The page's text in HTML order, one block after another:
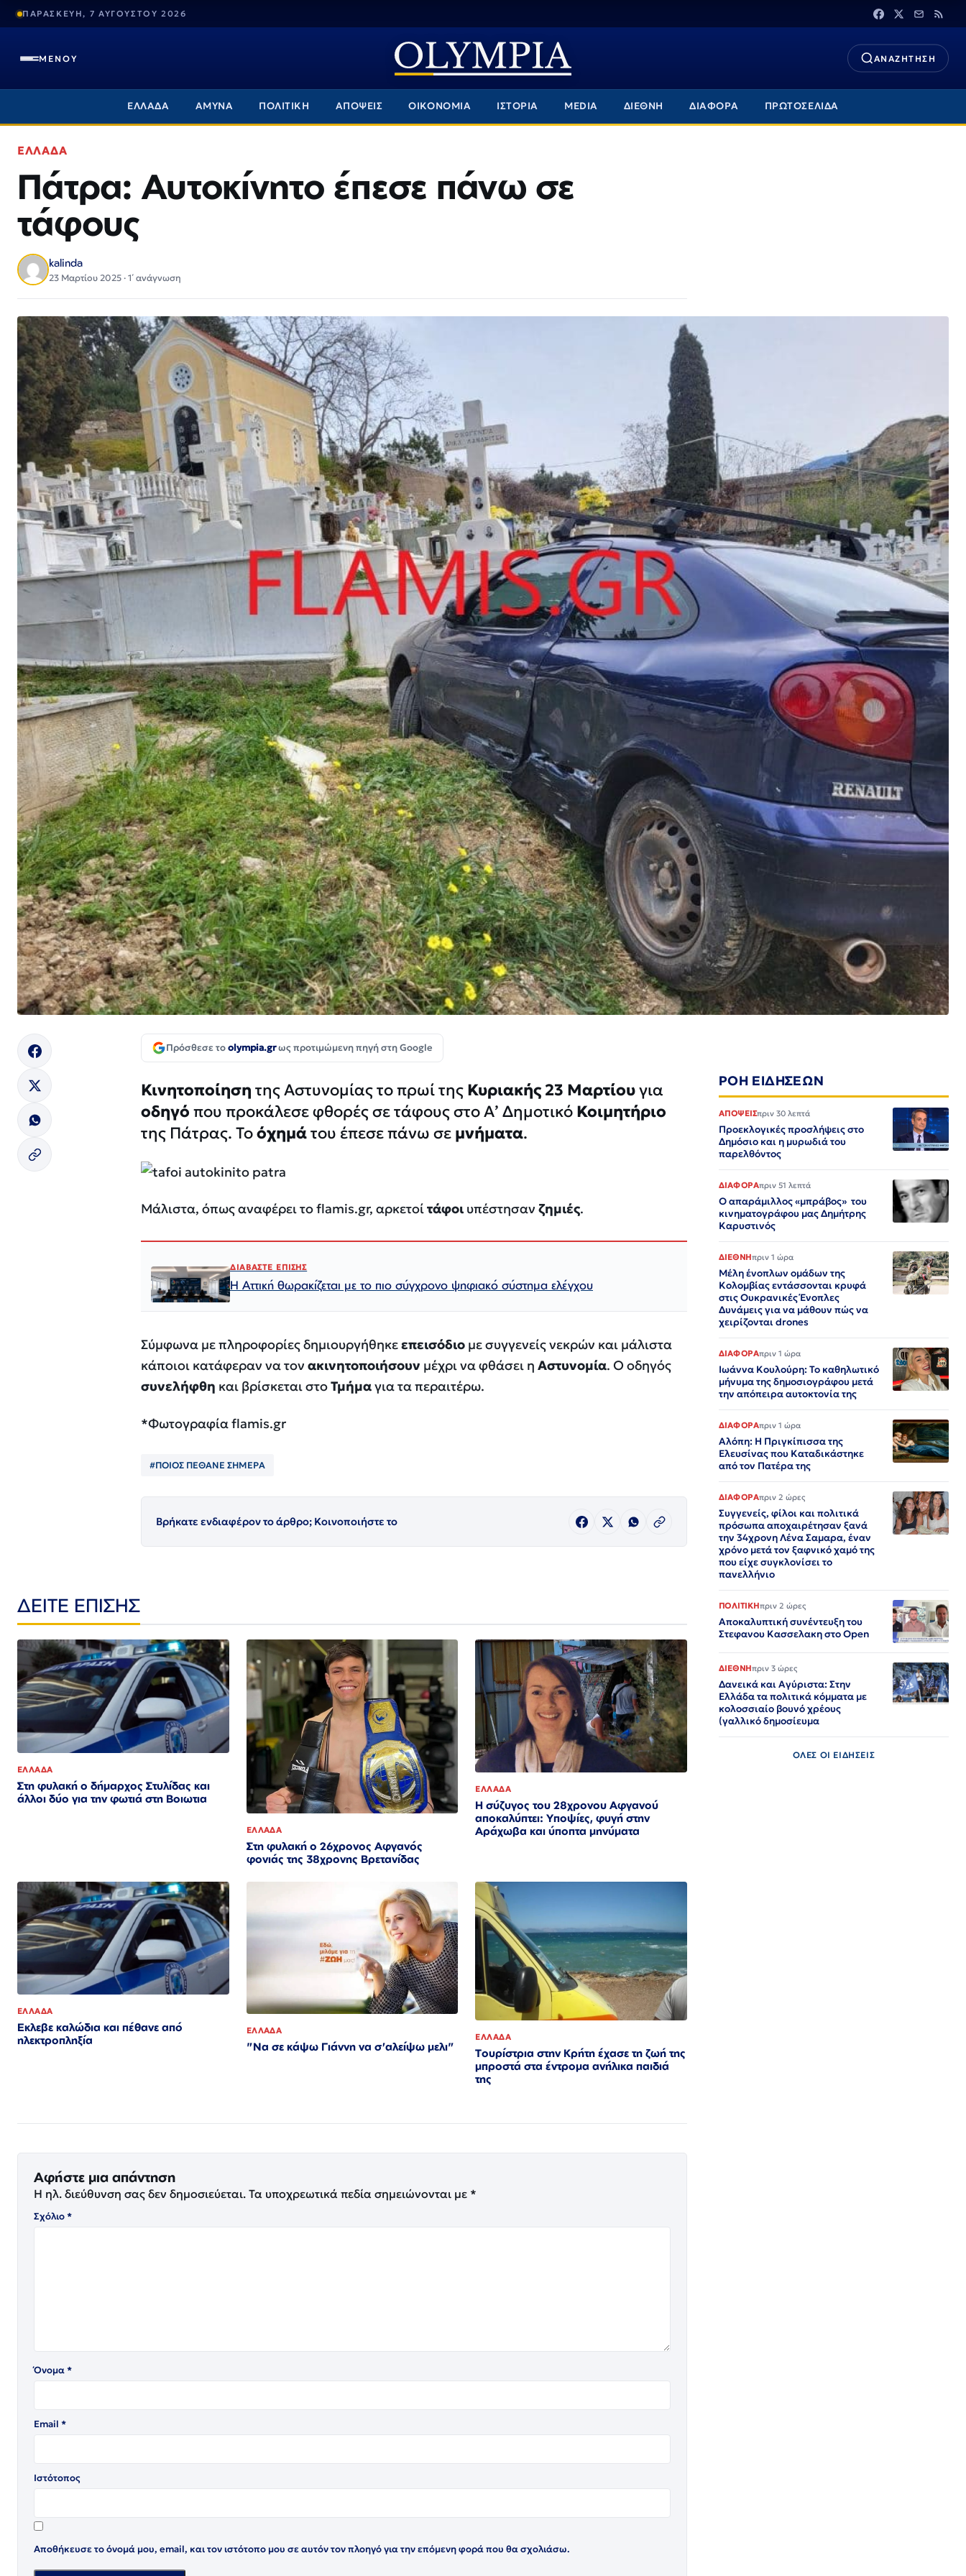
ΠΑΡΑΣΚΕΥΗ, 7 ΑΥΓΟΥΣΤΟΥ 2026
ΜΕΝΟΥ ΑΝΑΖΗΤΗΣΗ
ΕΛΛΑΔΑ ΑΜΥΝΑ ΠΟΛΙΤΙΚΗ ΑΠΟΨΕΙΣ ΟΙΚΟΝΟΜΙΑ ΙΣΤΟΡΙΑ MEDIA ΔΙΕΘΝΗ ΔΙΑΦΟΡΑ ΠΡΩΤΟΣΕΛΙΔΑ
ΕΛΛΑΔΑ
Πάτρα: Αυτοκίνητο έπεσε πάνω σε
τάφους
kalinda
23 Μαρτίου 2025 · 1΄ ανάγνωση
Πρόσθεσε τοolympia.grως προτιμώμενη πηγή στη Google
Κινητοποίηση της Αστυνομίας το πρωί της Κυριακής 23 Μαρτίουγια
οδηγό που προκάλεσε φθορές σε τάφους στο Α’ Δημοτικό Κοιμητήριο
της Πάτρας. Τοόχημάτου έπεσε πάνω σε μνήματα.
Μάλιστα, όπως αναφέρει το flamis.gr, αρκετοίτάφοι υπέστησαν ζημιές.
ΔΙΑΒΑΣΤΕ ΕΠΙΣΗΣ
Η Αττική θωρακίζεται με το πιο σύγχρονο ψηφιακό σύστημα ελέγχου
Σύμφωνα με πληροφορίες δημιουργήθηκεεπεισόδιο με συγγενείς νεκρών και μάλιστα
κάποιοι κατάφεραν να τον ακινητοποιήσουν μέχρι να φθάσει η Αστυνομία. Ο οδηγός
συνελήφθη και βρίσκεται στοΤμήμαγια τα περαιτέρω.
*Φωτογραφία flamis.gr
#ΠΟΙΟΣ ΠΈΘΑΝΕ ΣΗΜΕΡΑ
Βρήκατε ενδιαφέρον το άρθρο; Κοινοποιήστε το
ΔΕΙΤΕ ΕΠΙΣΗΣ
ΕΛΛΑΔΑ
Στη φυλακή ο δήμαρχος Στυλίδας και
άλλοι δύο για την φωτιά στη Βοιωτια
ΕΛΛΑΔΑ
Στη φυλακή ο 26χρονος Αφγανός
φονιάς της 38χρονης Βρετανίδας
ΕΛΛΑΔΑ
Η σύζυγος του 28χρονου Αφγανού
αποκαλύπτει: Υποψίες, φυγή στην
Αράχωβα και ύποπτα μηνύματα
ΕΛΛΑΔΑ
Εκλεβε καλώδια και πέθανε από
ηλεκτροπληξία
ΕΛΛΑΔΑ
"Να σε κάψω Γιάννη να σ'αλείψω μελι"
ΕΛΛΑΔΑ
Τουρίστρια στην Κρήτη έχασε τη ζωή της
μπροστά στα έντρομα ανήλικα παιδιά
της
Αφήστε μια απάντηση
Η ηλ. διεύθυνση σας δεν δημοσιεύεται. Τα υποχρεωτικά πεδία σημειώνονται με *
Σχόλιο*
Όνομα*
Email *
Ιστότοπος
Αποθήκευσε το όνομά μου, email, και τον ιστότοπο μου σε αυτόν τον πλοηγό για την επόμενη φορά που θα σχολιάσω.
ΡΟΗ ΕΙΔΗΣΕΩΝ
ΑΠΟΨΕΙΣπριν 30 λεπτά
Προεκλογικές προσλήψεις στο
Δημόσιο και η μυρωδιά του
παρελθόντος
ΔΙΑΦΟΡΑπριν 51 λεπτά
Ο απαράμιλλος «μπράβος» του
κινηματογράφου μας Δημήτρης
Καρυστινός
ΔΙΕΘΝΗπριν 1 ώρα
Μέλη ένοπλων ομάδων της
Κολομβίας εντάσσονται κρυφά
στις Ουκρανικές Ένοπλες
Δυνάμεις για να μάθουν πώς να
χειρίζονται drones
ΔΙΑΦΟΡΑπριν 1 ώρα
Ιωάννα Κουλούρη: Το καθηλωτικό
μήνυμα της δημοσιογράφου μετά
την απόπειρα αυτοκτονία της
ΔΙΑΦΟΡΑπριν 1 ώρα
Αλόπη: Η Πριγκίπισσα της
Ελευσίνας που Καταδικάστηκε
από τον Πατέρα της
ΔΙΑΦΟΡΑπριν 2 ώρες
Συγγενείς, φίλοι και πολιτικά
πρόσωπα αποχαιρέτησαν ξανά
την 34χρονη Λένα Σαμαρα, έναν
χρόνο μετά τον ξαφνικό χαμό της
που είχε συγκλονίσει το
πανελλήνιο
ΠΟΛΙΤΙΚΗπριν 2 ώρες
Αποκαλυπτική συνέντευξη του
Στεφανου Κασσελακη στο Open
ΔΙΕΘΝΗπριν 3 ώρες
Δανεικά και Αγύριστα: Στην
Ελλάδα τα πολιτικά κόμματα με
κολοσσιαίο βουνό χρέους
(γαλλικό δημοσίευμα
ΟΛΕΣ ΟΙ ΕΙΔΗΣΕΙΣ